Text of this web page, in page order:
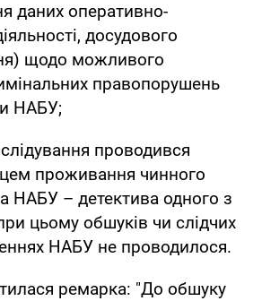
даних оперативно-
досудового
щодо можливого
правопорушень
НАБУ;
проводився
проживання чинного
НАБУ – детектива одного з
цьому обшуків чи слідчих
НАБУ не проводилося.
ремарка: "До обшуку